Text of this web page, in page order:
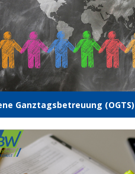
Ganz­tags­be­treu­ung (OGTS)